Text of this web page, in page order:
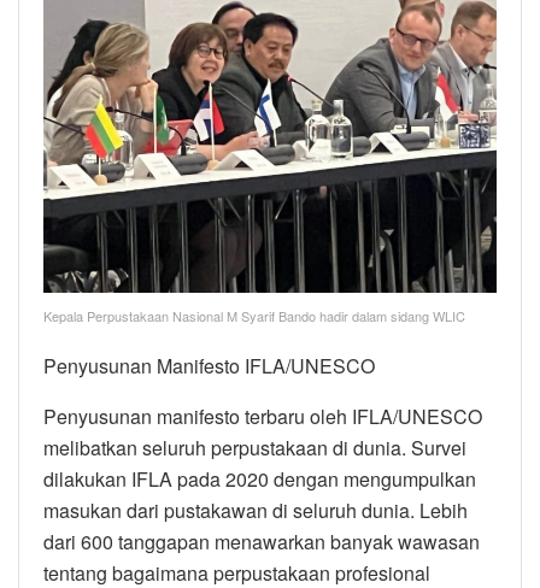
Kepala Perpustakaan Nasional M Syarif Bando hadir dalam sidang WLIC
Penyusunan Manifesto IFLA/UNESCO
Penyusunan manifesto terbaru oleh IFLA/UNESCO
melibatkan seluruh perpustakaan di dunia. Survei
dilakukan IFLA pada 2020 dengan mengumpulkan
masukan dari pustakawan di seluruh dunia. Lebih
dari 600 tanggapan menawarkan banyak wawasan
tentang bagaimana perpustakaan profesional